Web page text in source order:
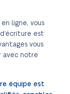
ligne, vous
est
vous
avec notre
équipe est